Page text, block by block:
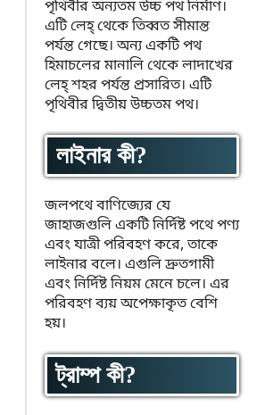
পৃথিবীর অন্যতম উচ্চ পথ নির্মাণ।
এটি লেহ্ থেকে তিব্বত সীমান্ত
পর্যন্ত গেছে। অন্য একটি পথ
হিমাচলের মানালি থেকে লাদাখের
লেহ্ শহর পর্যন্ত প্রসারিত। এটি
পৃথিবীর দ্বিতীয় উচ্চতম পথ।
লাইনার কী?
জলপথে বাণিজ্যের যে
জাহাজগুলি একটি নির্দিষ্ট পথে পণ্য
এবং যাত্রী পরিবহণ করে, তাকে
লাইনার বলে। এগুলি দ্রুতগামী
এবং নির্দিষ্ট নিয়ম মেনে চলে। এর
পরিবহণ ব্যয় অপেক্ষাকৃত বেশি
হয়।
ট্রাম্প কী?